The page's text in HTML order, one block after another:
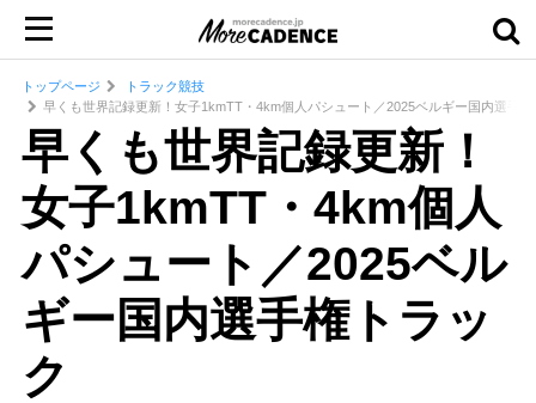
トップページ
トラック競技
早くも世界記録更新！女子1kmTT・4km個人パシュート／2025ベルギー国内選手
早くも世界記録更新！
女子1kmTT・4km個人
パシュート／2025ベル
ギー国内選手権トラッ
ク